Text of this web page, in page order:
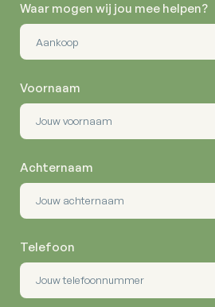
Waar mogen wij jou mee helpen?
Voornaam
Achternaam
Telefoon